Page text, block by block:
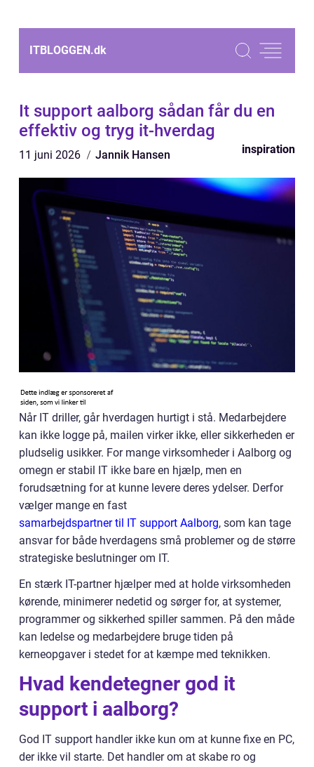
ITBLOGGEN.dk
It support aalborg sådan får du en
effektiv og tryg it-hverdag
11 juni 2026 Jannik Hansen inspiration
Når IT driller, går hverdagen hurtigt i stå. Medarbejdere
kan ikke logge på, mailen virker ikke, eller sikkerheden er
pludselig usikker. For mange virksomheder i Aalborg og
omegn er stabil IT ikke bare en hjælp, men en
forudsætning for at kunne levere deres ydelser. Derfor
vælger mange en fast
samarbejdspartner til IT support Aalborg, som kan tage
ansvar for både hverdagens små problemer og de større
strategiske beslutninger om IT.
En stærk IT-partner hjælper med at holde virksomheden
kørende, minimerer nedetid og sørger for, at systemer,
programmer og sikkerhed spiller sammen. På den måde
kan ledelse og medarbejdere bruge tiden på
kerneopgaver i stedet for at kæmpe med teknikken.
Hvad kendetegner god it
support i aalborg?
God IT support handler ikke kun om at kunne fixe en PC,
der ikke vil starte. Det handler om at skabe ro og